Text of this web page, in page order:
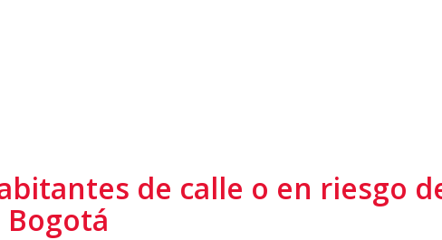
de calle o en riesgo